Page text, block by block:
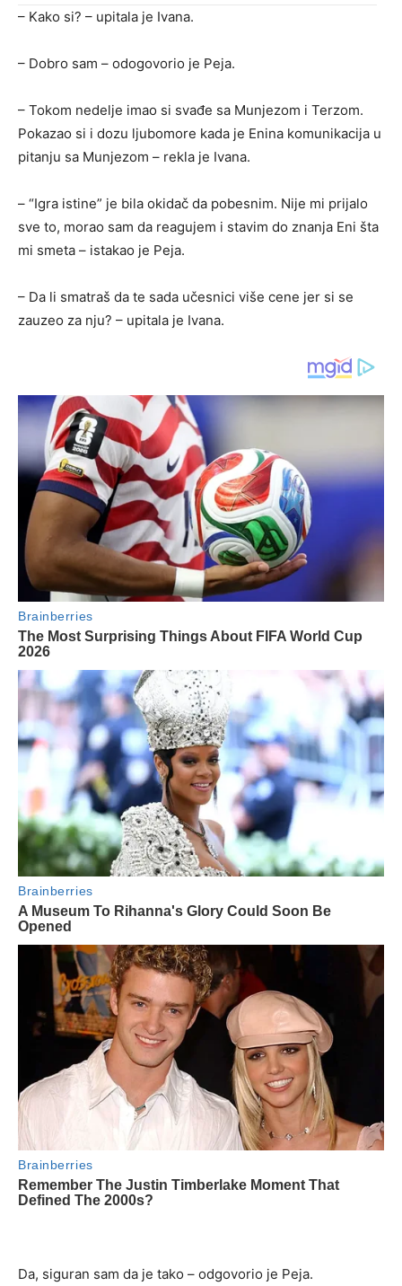
– Kako si? – upitala je Ivana.
– Dobro sam – odogovorio je Peja.
– Tokom nedelje imao si svađe sa Munjezom i Terzom.
Pokazao si i dozu ljubomore kada je Enina komunikacija u
pitanju sa Munjezom – rekla je Ivana.
– “Igra istine” je bila okidač da pobesnim. Nije mi prijalo
sve to, morao sam da reagujem i stavim do znanja Eni šta
mi smeta – istakao je Peja.
– Da li smatraš da te sada učesnici više cene jer si se
zauzeo za nju? – upitala je Ivana.
Da, siguran sam da je tako – odgovorio je Peja.